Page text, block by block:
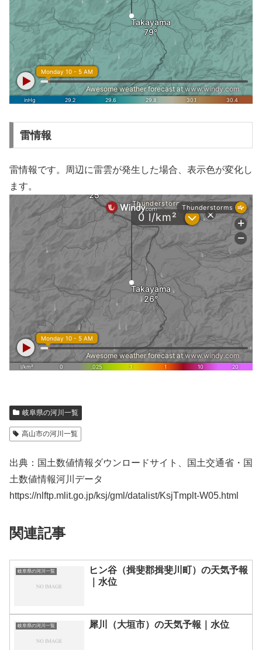
雷情報
雷情報です。周辺に雷雲が発生した場合、表示色が変化し
ます。
岐阜県の河川一覧
高山市の河川一覧
出典：国土数値情報ダウンロードサイト、国土交通省・国
土数値情報河川データ
https://nlftp.mlit.go.jp/ksj/gml/datalist/KsjTmplt-W05.html
関連記事
岐阜県の河川一覧
ヒン谷（揖斐郡揖斐川町）の天気予報
｜水位
岐阜県の河川一覧 犀川（大垣市）の天気予報｜水位